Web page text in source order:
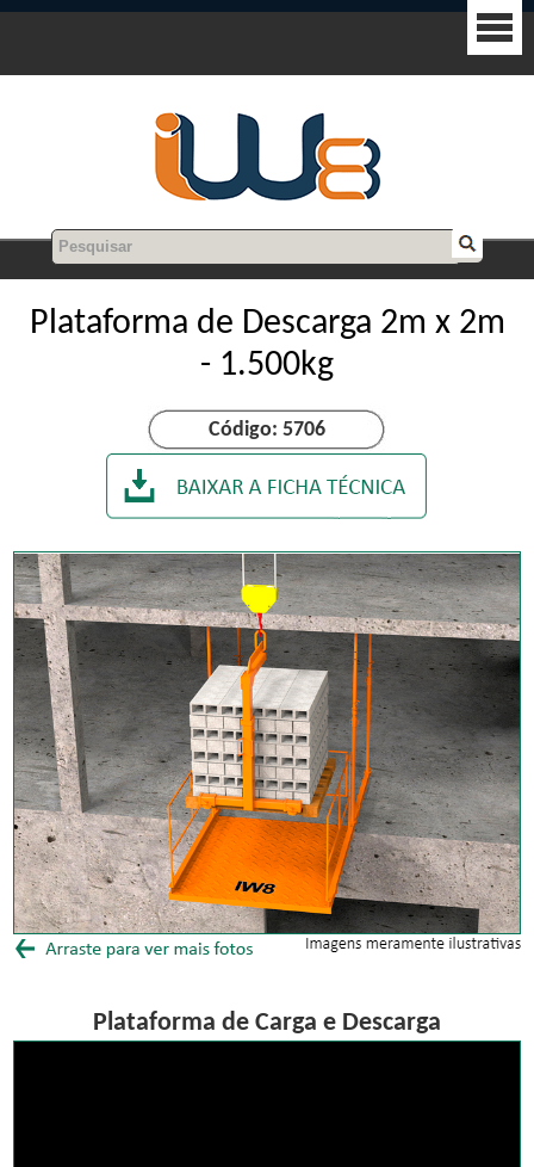
Plataforma de Descarga 2m x 2m
- 1.500kg
Código: 5706
Plataforma de Carga e Descarga